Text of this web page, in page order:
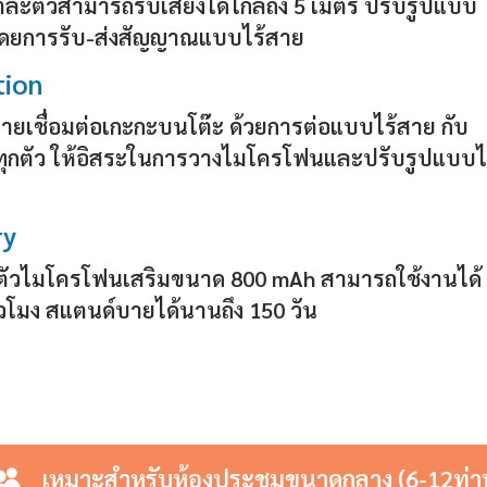
ดยการรับ-ส่งสัญญาณแบบไร้สาย
เชื่อมต่อเกะกะบนโต๊ะ ด้วยการต่อแบบไร้สาย กับ
ตัว ให้อิสระในการวางไมโครโฟนและปรับรูปแบบ
ไมโครโฟนเสริมขนาด 800 mAh สามารถใช้งานได้
มง สแตนด์บายได้นานถึง 150 วัน
เหมาะสำหรับห้องประชุมขนาดกลาง (6-12ท่